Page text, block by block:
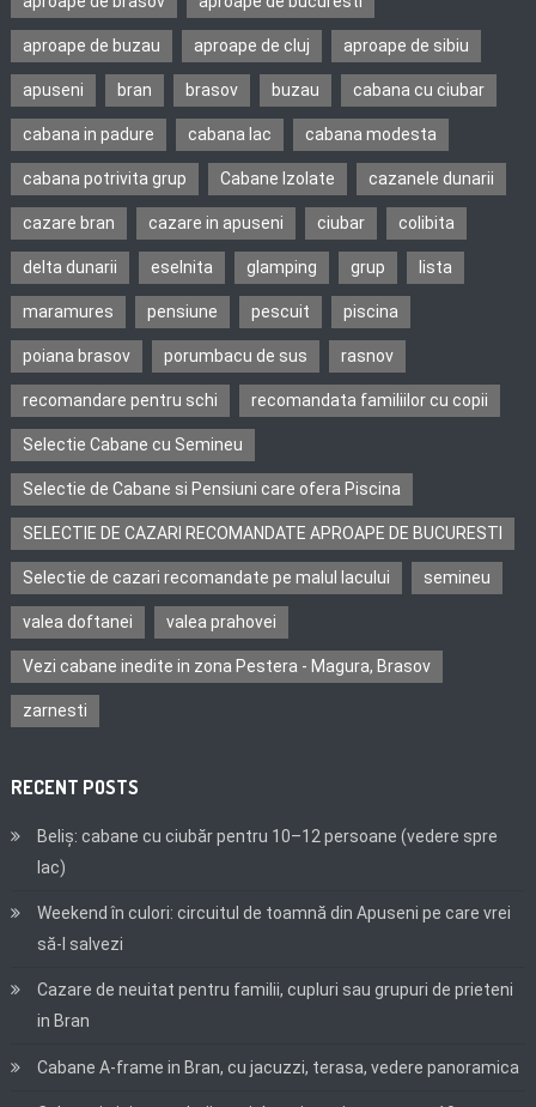
aproape de buzau aproape de cluj aproape de sibiu
apuseni bran brasov buzau cabana cu ciubar
cabana in padure cabana lac cabana modesta
cabana potrivita grup Cabane Izolate cazanele dunarii
cazare bran cazare in apuseni ciubar colibita
delta dunarii eselnita glamping grup lista
maramures pensiune pescuit piscina
poiana brasov porumbacu de sus rasnov
recomandare pentru schi recomandata familiilor cu copii
Selectie Cabane cu Semineu
Selectie de Cabane si Pensiuni care ofera Piscina
SELECTIE DE CAZARI RECOMANDATE APROAPE DE BUCURESTI
Selectie de cazari recomandate pe malul lacului semineu
valea doftanei valea prahovei
Vezi cabane inedite in zona Pestera - Magura, Brasov
zarnesti
RECENT POSTS
Beliș: cabane cu ciubăr pentru 10–12 persoane (vedere spre
lac)
Weekend în culori: circuitul de toamnă din Apuseni pe care vrei
să-l salvezi
Cazare de neuitat pentru familii, cupluri sau grupuri de prieteni
in Bran
Cabane A-frame in Bran, cu jacuzzi, terasa, vedere panoramica